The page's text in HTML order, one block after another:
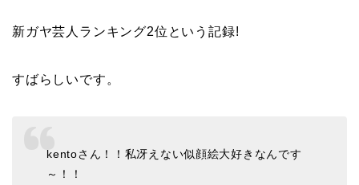
新ガヤ芸人ランキング2位という記録!
すばらしいです。
kentoさん！！私冴えない似顔絵大好きなんです
～！！